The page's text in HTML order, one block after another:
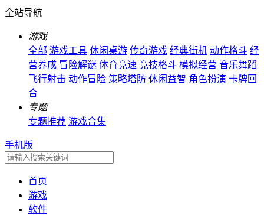
全站导航
游戏
全部 游戏工具 休闲桌游 传奇游戏 经典街机 动作格斗 经
营养成 冒险解谜 体育竞速 竞技格斗 模拟经营 音乐舞蹈
飞行射击 动作冒险 策略塔防 休闲益智 角色扮演 卡牌回
合
专题
专题推荐 游戏合集
手机版
首页
游戏
软件